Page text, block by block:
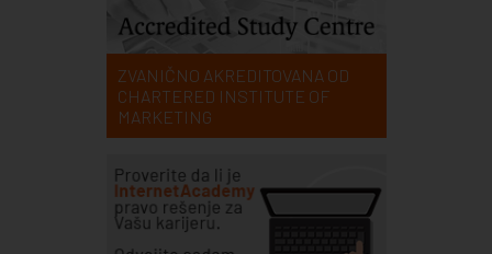
ZVANIČNO AKREDITOVANA OD
CHARTERED INSTITUTE OF
MARKETING